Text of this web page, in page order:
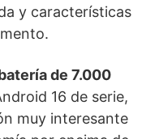
y características
de 7.000
16 de serie,
muy interesante